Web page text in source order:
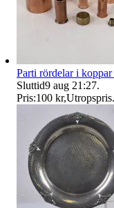
Parti rördelar i
Sluttid9 aug 21:27.
Pris:100 kr,Utropspris.